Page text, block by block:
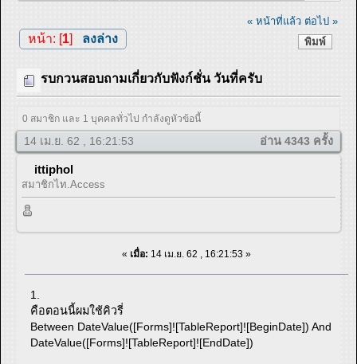
« หน้าที่แล้ว ต่อไป »
พิมพ์
หน้า: [1] ลงล่าง
รบกวนสอบถามเกี่ยวกับฟังก์ชั่น วันที่ครับ
0 สมาชิก และ 1 บุคคลทั่วไป กำลังดูหัวข้อนี้
14 เม.ย. 62 , 16:21:53 อ่าน 4343 ครั้ง
ittiphol
สมาชิกไท.Access
« เมื่อ: 14 เม.ย. 62 , 16:21:53 »
1.
คือตอนนี้ผมใช้คิวรี่
Between DateValue([Forms]![TableReport]![BeginDate]) And
DateValue([Forms]![TableReport]![EndDate])